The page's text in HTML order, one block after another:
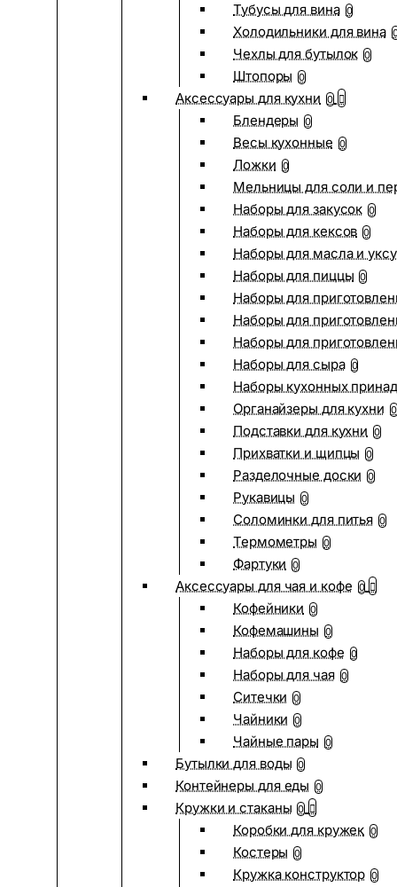
Тубусы для вина 0
Холодильники для вина
Чехлы для бутылок 0
Штопоры 0
Аксессуары для кухни 0
Блендеры 0
Весы кухонные 0
Ложки 0
Мельницы для соли и
Наборы для закусок 0
Наборы для кексов 0
Наборы для масла и
Наборы для пиццы 0
Наборы для
Наборы для
Наборы для
Наборы для сыра 0
Наборы кухонных
Органайзеры для кухни 0
Подставки для кухни 0
Прихватки и щипцы 0
Разделочные доски 0
Рукавицы 0
Соломинки для питья 0
Термометры 0
Фартуки 0
Аксессуары для чая и кофе 0
Кофейники 0
Кофемашины 0
Наборы для кофе 0
Наборы для чая 0
Ситечки 0
Чайники 0
Чайные пары 0
Бутылки для воды 0
Контейнеры для еды 0
Кружки и стаканы 0
Коробки для кружек 0
Костеры 0
Кружка конструктор 0